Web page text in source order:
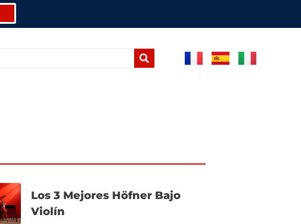
Los 3 Mejores Höfner Bajo
Violín